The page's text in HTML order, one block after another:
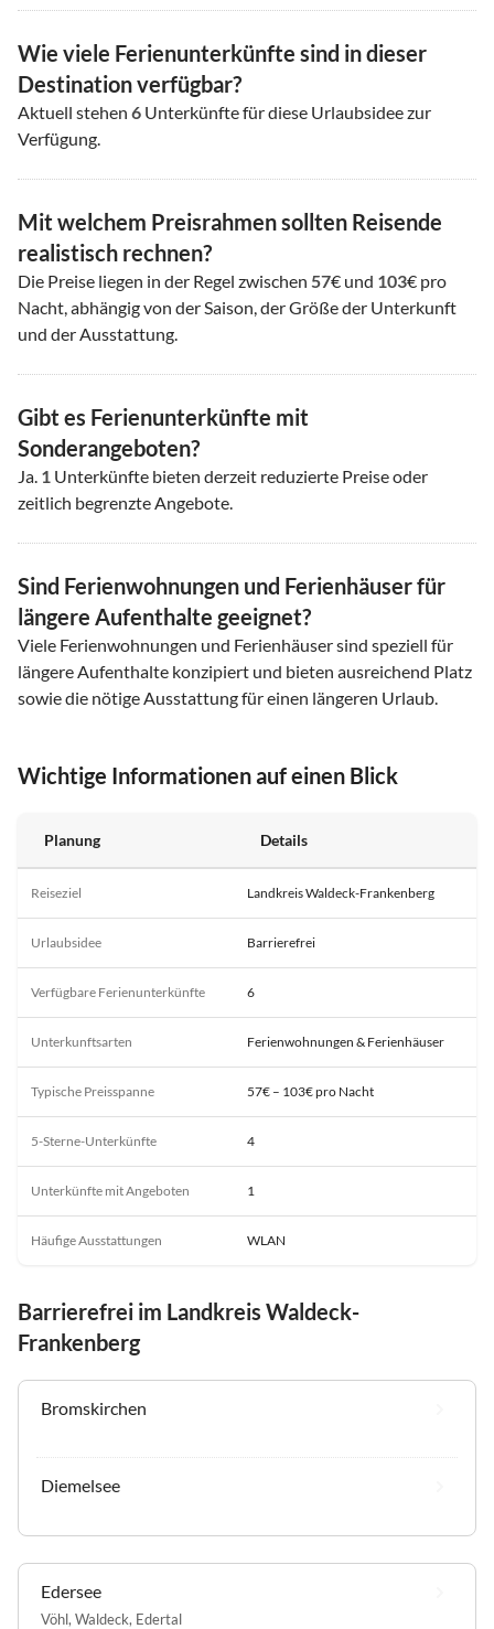
Wie viele Ferienunterkünfte sind in dieser
Destination verfügbar?
Aktuell stehen 6 Unterkünfte für diese Urlaubsidee zur
Verfügung.
Mit welchem Preisrahmen sollten Reisende
realistisch rechnen?
Die Preise liegen in der Regel zwischen 57€ und 103€ pro
Nacht, abhängig von der Saison, der Größe der Unterkunft
und der Ausstattung.
Gibt es Ferienunterkünfte mit
Sonderangeboten?
Ja. 1 Unterkünfte bieten derzeit reduzierte Preise oder
zeitlich begrenzte Angebote.
Sind Ferienwohnungen und Ferienhäuser für
längere Aufenthalte geeignet?
Viele Ferienwohnungen und Ferienhäuser sind speziell für
längere Aufenthalte konzipiert und bieten ausreichend Platz
sowie die nötige Ausstattung für einen längeren Urlaub.
Wichtige Informationen auf einen Blick
Planung Details
Reiseziel Landkreis Waldeck-Frankenberg
Urlaubsidee Barrierefrei
Verfügbare Ferienunterkünfte 6
Unterkunftsarten Ferienwohnungen & Ferienhäuser
Typische Preisspanne 57€ – 103€ pro Nacht
5-Sterne-Unterkünfte 4
Unterkünfte mit Angeboten 1
Häufige Ausstattungen WLAN
Barrierefrei im Landkreis Waldeck-
Frankenberg
Bromskirchen
Diemelsee
Edersee
Vöhl, Waldeck, Edertal